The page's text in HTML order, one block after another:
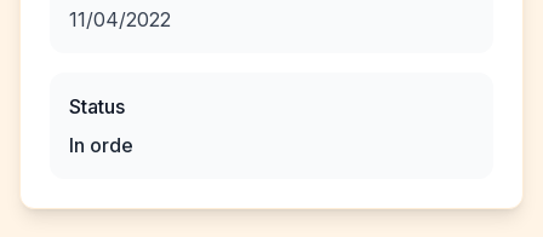
11/04/2022
Status
In orde